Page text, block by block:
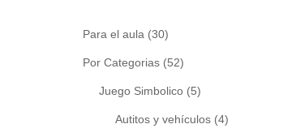
Para el aula (30)
Por Categorias (52)
Juego Simbolico (5)
Autitos y vehículos (4)